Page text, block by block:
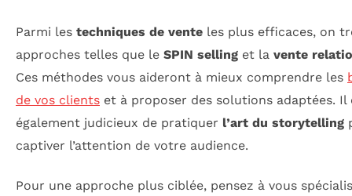
Parmi les techniques de vente les plus efficaces, on
approches telles que le SPIN selling et la vente
Ces méthodes vous aideront à mieux comprendre les
de vos clients et à proposer des solutions adaptées. Il
également judicieux de pratiquer l’art du storytelling
captiver l’attention de votre audience.
Pour une approche plus ciblée, pensez à vous